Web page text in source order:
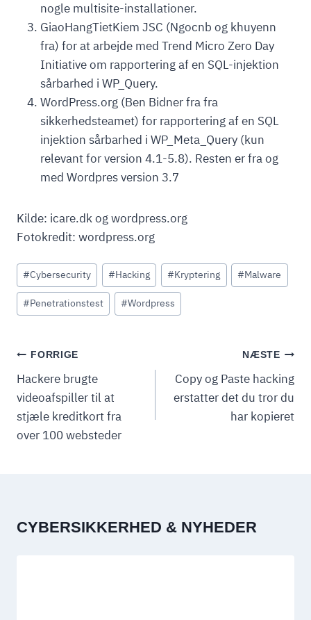
nogle multisite-installationer.
GiaoHangTietKiem JSC (Ngocnb og khuyenn
fra) for at arbejde med Trend Micro Zero Day
Initiative om rapportering af en SQL-injektion
sårbarhed i WP_Query.
WordPress.org (Ben Bidner fra fra
sikkerhedsteamet) for rapportering af en SQL
injektion sårbarhed i WP_Meta_Query (kun
relevant for version 4.1-5.8). Resten er fra og
med Wordpres version 3.7
Kilde: icare.dk og wordpress.org
Fotokredit: wordpress.org
Indlæg-
tags:
#Cybersecurity #Hacking #Kryptering #Malware
#Penetrationstest #Wordpress
INDLÆGSNAVIGATION
FORRIGE
Hackere brugte
videoafspiller til at
stjæle kreditkort fra
over 100 websteder
NÆSTE
Copy og Paste hacking
erstatter det du tror du
har kopieret
CYBERSIKKERHED & NYHEDER